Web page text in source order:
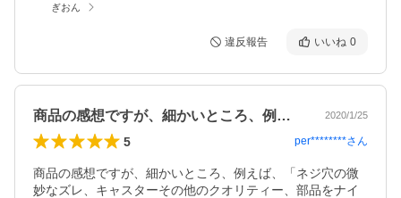
ぎおん
違反報告 いいね 0
商品の感想ですが、細かいところ、例えば… 2020/1/25
5 per********さん
商品の感想ですが、細かいところ、例えば、「ネジ穴の微
妙なズレ、キャスターその他のクオリティー、部品をナイ